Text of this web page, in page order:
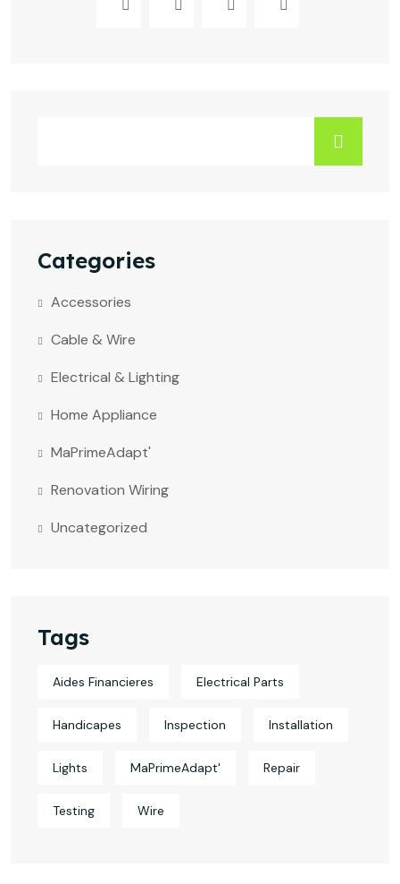
Categories
Accessories
Cable & Wire
Electrical & Lighting
Home Appliance
MaPrimeAdapt'
Renovation Wiring
Uncategorized
Tags
Aides Financieres Electrical Parts
Handicapes Inspection Installation
Lights MaPrimeAdapt' Repair
Testing Wire